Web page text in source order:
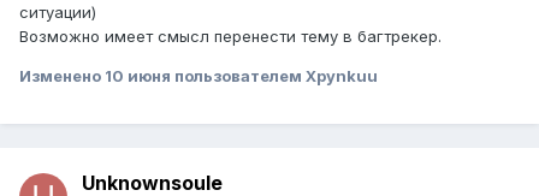
ситуации)
Возможно имеет смысл перенести тему в багтрекер.
Изменено 10 июня пользователем Xpynkuu
Unknownsoule